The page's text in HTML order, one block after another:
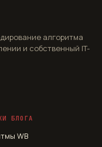
алгоритма
и собственный IT-
БЛОГА
WB